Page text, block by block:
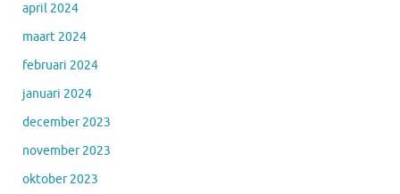
april 2024
maart 2024
februari 2024
januari 2024
december 2023
november 2023
oktober 2023